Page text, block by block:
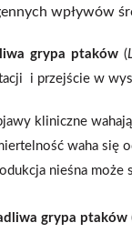
wpływów
grypa ptaków(
i przejście w
kliniczne
waha się
nieśna może
grypa ptaków